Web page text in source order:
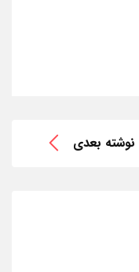
نوشته بعدی